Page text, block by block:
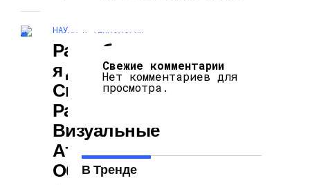
НАУКА И ТЕХНОЛОГИИ
Разрабатываетс
Я Движок,
Способный
Распутывать
Визуальные
Атрибуты
Объектов
Свежие комментарии
Нет комментариев для
просмотра.
В Тренде